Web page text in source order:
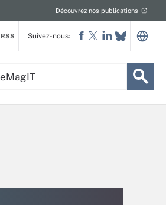
Découvrez nos publications
RSS Suivez-nous: